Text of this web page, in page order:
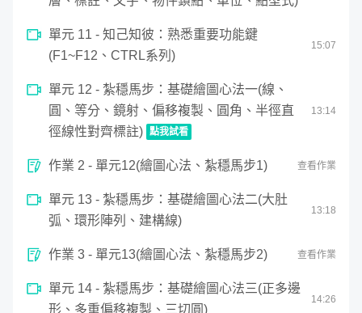
單元 11 - 知己知彼：熟悉重要功能鍵
(F1~F12、CTRL系列)
15:07
單元 12 - 紮穩馬步：基礎繪圖心法一(線、
圓、等分、鏡射、偏移複製、圓角、半徑直
徑線性對齊標註) 點我試看
13:14
紮穩馬步：基礎繪圖心法一(線、圓、等分、鏡射、偏移
seconds
minutes,
作業 2 - 單元12(繪圖心法、紮穩馬步1) 查看作業
單元 13 - 紮穩馬步：基礎繪圖心法二(大肚
弧、環形陣列、建構線)
13:18
作業 3 - 單元13(繪圖心法、紮穩馬步2) 查看作業
單元 14 - 紮穩馬步：基礎繪圖心法三(正多邊
形、多重偏移複製、三切圓)
14:26